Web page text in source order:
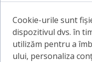
Cookie-urile sunt
dispozitivul dvs. în
utilizăm pentru a
ului, personaliza